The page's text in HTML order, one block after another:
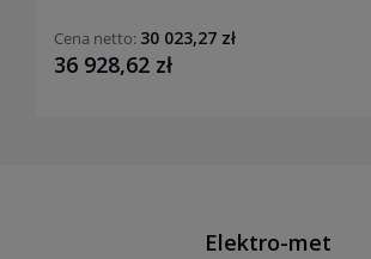
36 928,62 zł
Cena netto: 30 023,27 zł
Elektro-met